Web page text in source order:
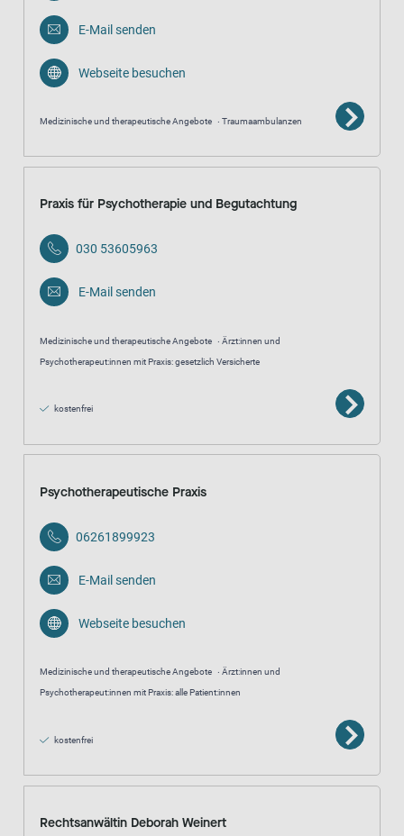
E-Mail senden
Webseite besuchen
Medizinische und therapeutische Angebote Traumaambulanzen
Praxis für Psychotherapie und Begutachtung
030 53605963
E-Mail senden
Medizinische und therapeutische Angebote
Ärzt:innen und
Psychotherapeut:innen mit Praxis: gesetzlich Versicherte
kostenfrei
Psychotherapeutische Praxis
06261899923
E-Mail senden
Webseite besuchen
Medizinische und therapeutische Angebote
Ärzt:innen und
Psychotherapeut:innen mit Praxis: alle Patient:innen
kostenfrei
Rechtsanwältin Deborah Weinert